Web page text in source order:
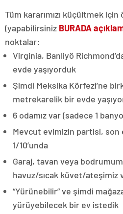
Tüm kararımızı küçültmek
(yapabilirsiniz BURADA
noktalar:
Virginia, Banliyö
evde yaşıyorduk
Şimdi Meksika Körfezi’ne
metrekarelik bir evde
6 odamız var (sadece 1
Mevcut evimizin partisi,
1/10’unda
Garaj, tavan veya
havuz/sıcak küvet/ateşimiz
“Yürünebilir” ve şimdi
yürüyebilecek bir ev istedik